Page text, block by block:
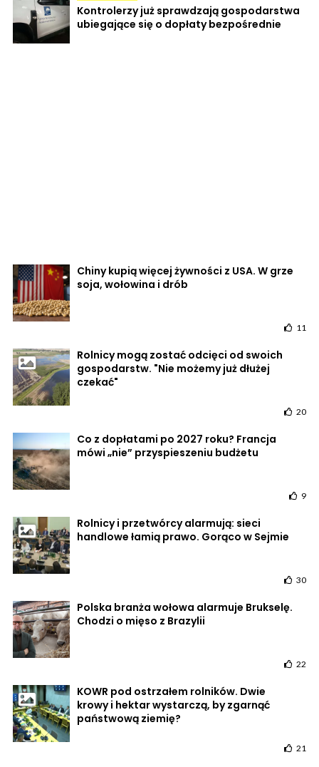
Kontrolerzy już sprawdzają gospodarstwa
ubiegające się o dopłaty bezpośrednie
Chiny kupią więcej żywności z USA. W grze
soja, wołowina i drób
11
Rolnicy mogą zostać odcięci od swoich
gospodarstw. "Nie możemy już dłużej
czekać"
20
Co z dopłatami po 2027 roku? Francja
mówi „nie” przyspieszeniu budżetu
9
Rolnicy i przetwórcy alarmują: sieci
handlowe łamią prawo. Gorąco w Sejmie
30
Polska branża wołowa alarmuje Brukselę.
Chodzi o mięso z Brazylii
22
KOWR pod ostrzałem rolników. Dwie
krowy i hektar wystarczą, by zgarnąć
państwową ziemię?
21